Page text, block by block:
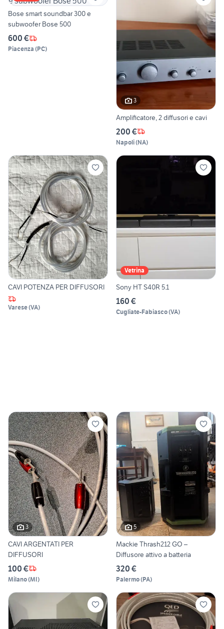
Bose smart soundbar 300 e
subwoofer Bose 500
600 €
Piacenza (PC)
3
Amplificatore, 2 diffusori e cavi
200 €
Napoli(NA)
CAVI POTENZA PER DIFFUSORI
Varese(VA)
Vetrina
Sony HT S40R 5.1
160 €
Cugliate-Fabiasco(VA)
3
CAVI ARGENTATI PER
DIFFUSORI
100 €
Milano(MI)
5
Mackie Thrash212 GO –
Diffusore attivo a batteria
320 €
Palermo(PA)